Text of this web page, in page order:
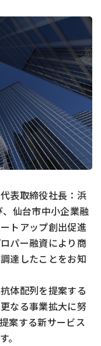
表取締役社長：浜
仙台市中小企業融
トアップ創出促進
パー融資により商
達したことをお知
体配列を提案する
なる事業拡大に努
案する新サービス
。